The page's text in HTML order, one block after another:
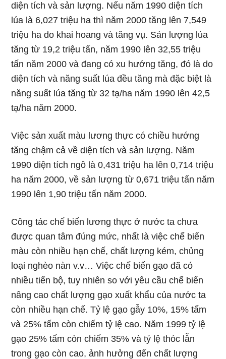
diện tích và sản lượng. Nếu năm 1990 diện tích
lúa là 6,027 triệu ha thì năm 2000 tăng lên 7,549
triệu ha do khai hoang và tăng vụ. Sản lượng lúa
tăng từ 19,2 triệu tấn, năm 1990 lên 32,55 triệu
tấn năm 2000 và đang có xu hướng tăng, đó là do
diện tích và năng suất lúa đều tăng mà đặc biệt là
năng suất lúa tăng từ 32 tạ/ha năm 1990 lên 42,5
tạ/ha năm 2000.
Việc sản xuất màu lương thực có chiều hướng
tăng chậm cả về diện tích và sản lượng. Năm
1990 diện tích ngô là 0,431 triệu ha lên 0,714 triệu
ha năm 2000, về sản lượng từ 0,671 triệu tấn năm
1990 lên 1,90 triệu tấn năm 2000.
Công tác chế biến lương thực ở nước ta chưa
được quan tâm đúng mức, nhất là việc chế biến
màu còn nhiều hạn chế, chất lượng kém, chủng
loại nghèo nàn v.v… Việc chế biến gạo đã có
nhiều tiến bộ, tuy nhiên so với yêu cầu chế biến
nâng cao chất lượng gạo xuất khẩu của nước ta
còn nhiều hạn chế. Tỷ lệ gạo gẫy 10%, 15% tấm
và 25% tấm còn chiếm tỷ lệ cao. Năm 1999 tỷ lệ
gạo 25% tấm còn chiếm 35% và tỷ lệ thóc lẫn
trong gạo còn cao, ảnh hưởng đến chất lượng